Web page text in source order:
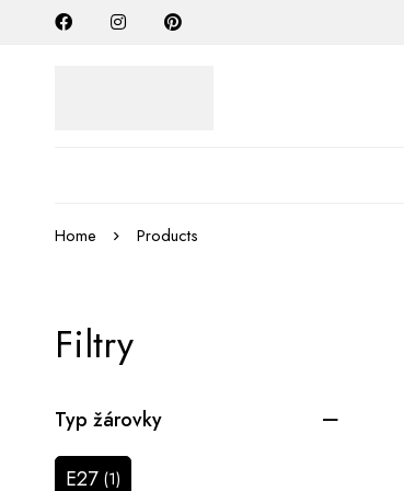
Home Products
Filtry
Typ žárovky
E27 (1)